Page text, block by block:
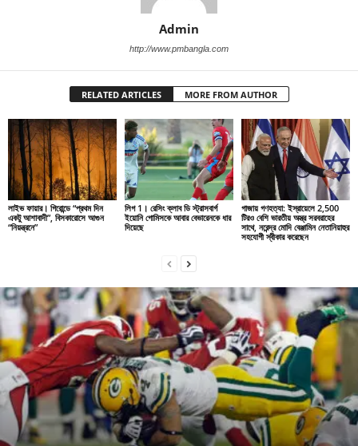
Admin
http://www.pmbangla.com
RELATED ARTICLES MORE FROM AUTHOR
লাইভ ফায়ার। গিরোন্ডে “প্রথম দিন
একটু আশাবাদী”, বিসকারোসে আগুন
“নিয়ন্ত্রনে”
লিগ 1। রেসিং ক্লাব ডি স্ট্রাসবার্গ
ইয়োনি গোমিসকে আবার বেভারেনকে ধার
দিয়েছে
গাজায় গণহত্যা: ইস্রায়েলে 2,500
টিরও বেশি ভারতীয় অস্ত্র সরবরাহের
সাথে, নরেন্দ্র মোদি বেঞ্জামিন নেতানিয়াহুর
সহযোগী স্বীকার করেছেন